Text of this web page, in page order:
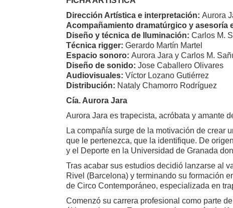
Dirección Artística e interpretación: Aurora
Acompañamiento dramatúrgico y asesoría
Diseño y técnica de Iluminación: Carlos M.
Técnica rigger: Gerardo Martín Martel
Espacio sonoro: Aurora Jara y Carlos M.
Diseño de sonido: Jose Caballero Olivares
Audiovisuales: Víctor Lozano Gutiérrez
Distribución: Nataly Chamorro Rodríguez
Cía. Aurora Jara
Aurora Jara es trapecista, acróbata y amante
La compañía surge de la motivación de crear
que le pertenezca, que la identifique. De
y el Deporte en la Universidad de Granada
Tras acabar sus estudios decidió lanzarse al
Rivel (Barcelona) y terminando su formación
de Circo Contemporáneo, especializada en
Comenzó su carrera profesional como parte